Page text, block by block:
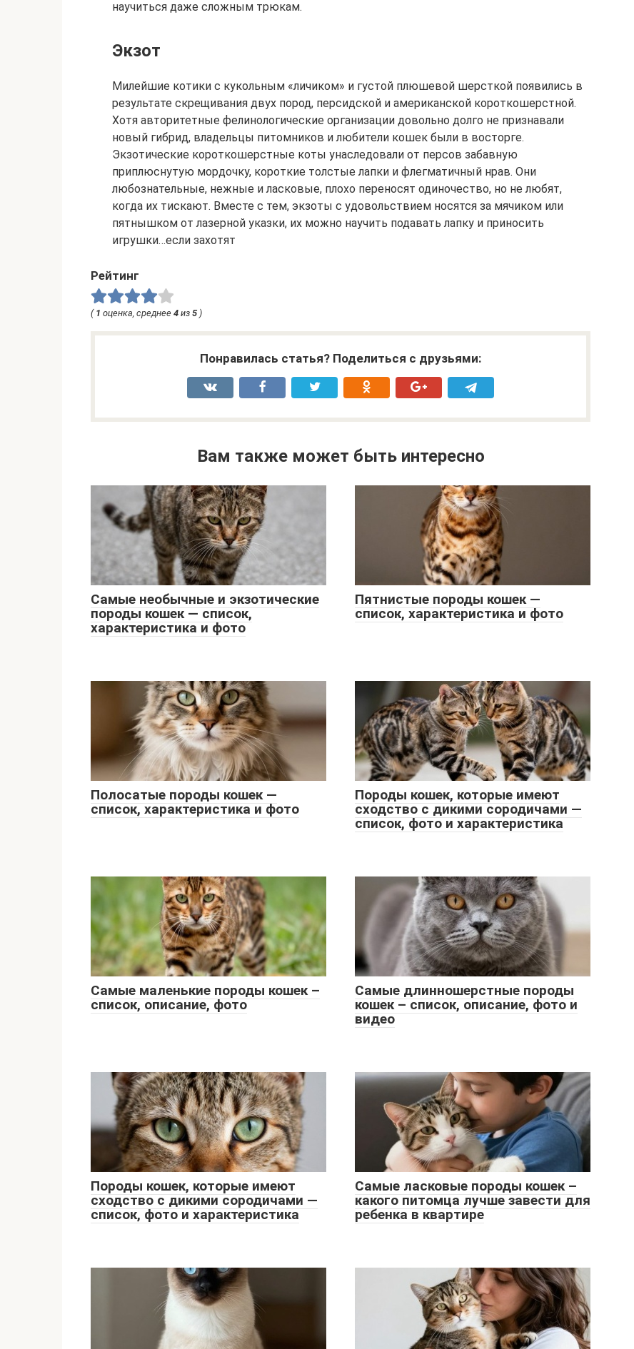
научиться даже сложным трюкам.
Экзот
Милейшие котики с кукольным «личиком» и густой плюшевой шерсткой появились в
результате скрещивания двух пород, персидской и американской короткошерстной.
Хотя авторитетные фелинологические организации довольно долго не признавали
новый гибрид, владельцы питомников и любители кошек были в восторге.
Экзотические короткошерстные коты унаследовали от персов забавную
приплюснутую мордочку, короткие толстые лапки и флегматичный нрав. Они
любознательные, нежные и ласковые, плохо переносят одиночество, но не любят,
когда их тискают. Вместе с тем, экзоты с удовольствием носятся за мячиком или
пятнышком от лазерной указки, их можно научить подавать лапку и приносить
игрушки…если захотят
Рейтинг
( 1 оценка, среднее 4 из 5 )
Понравилась статья? Поделиться с друзьями:
Вам также может быть интересно
Самые необычные и экзотические
породы кошек — список,
характеристика и фото
Пятнистые породы кошек —
список, характеристика и фото
Полосатые породы кошек —
список, характеристика и фото
Породы кошек, которые имеют
сходство с дикими сородичами —
список, фото и характеристика
Самые маленькие породы кошек –
список, описание, фото
Самые длинношерстные породы
кошек – список, описание, фото и
видео
Породы кошек, которые имеют
сходство с дикими сородичами —
список, фото и характеристика
Самые ласковые породы кошек –
какого питомца лучше завести для
ребенка в квартире